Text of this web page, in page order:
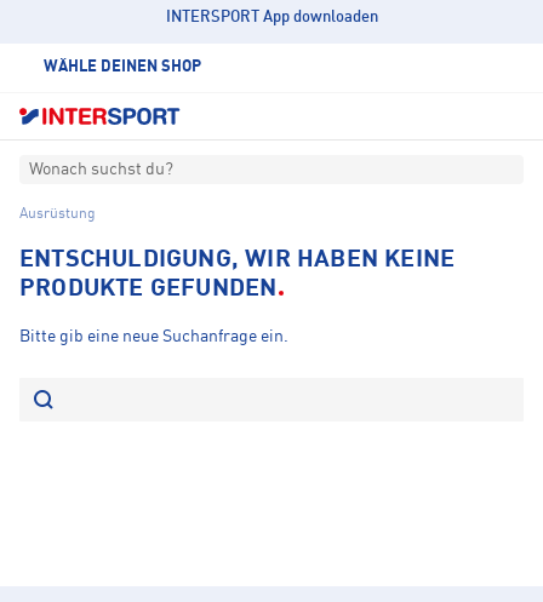
INTERSPORT App downloaden
WÄHLE DEINEN SHOP
Wonach suchst du?
Ausrüstung
ENTSCHULDIGUNG, WIR HABEN KEINE
PRODUKTE GEFUNDEN
Bitte gib eine neue Suchanfrage ein.